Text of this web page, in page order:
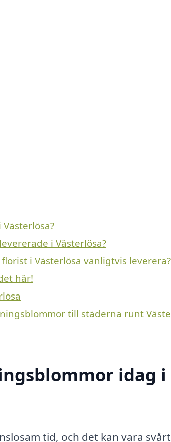
i Västerlösa?
i Västerlösa vanligtvis leverera?
här!
till städerna runt
idag i
tid, och det kan vara